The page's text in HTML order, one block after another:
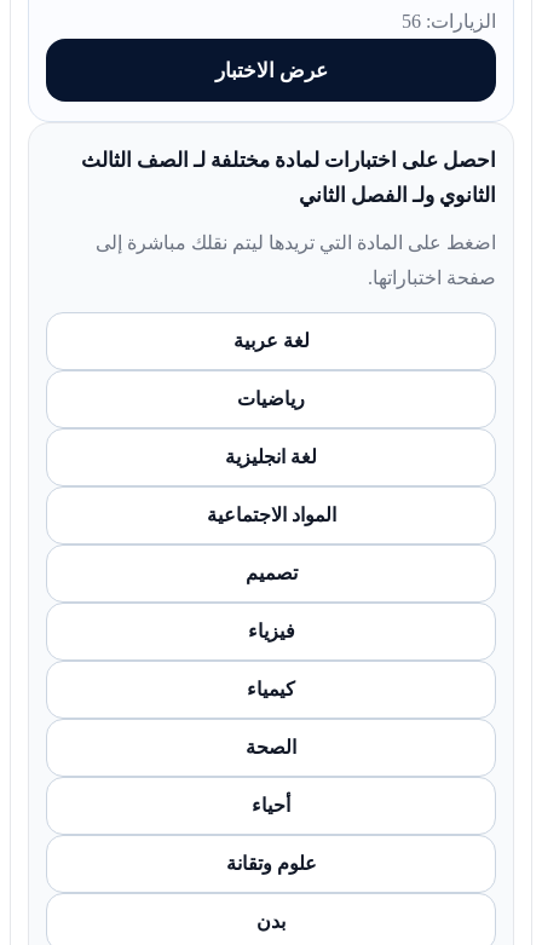
الزيارات: 56
عرض الاختبار
احصل على اختبارات لمادة مختلفة لـ الصف الثالث
الثانوي ولـ الفصل الثاني
اضغط على المادة التي تريدها ليتم نقلك مباشرة إلى
صفحة اختباراتها.
لغة عربية
رياضيات
لغة انجليزية
المواد الاجتماعية
تصميم
فيزياء
كيمياء
الصحة
أحياء
علوم وتقانة
بدن